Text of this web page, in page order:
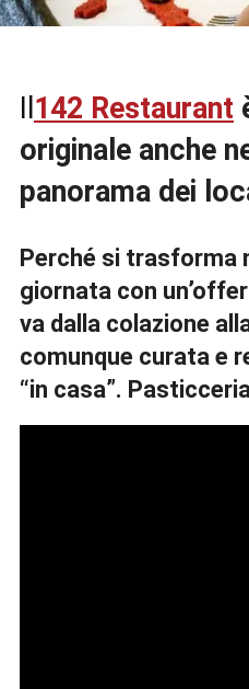
Il 142 Restaurant
originale anche
panorama dei
Perché si trasforma
giornata con
va dalla colazione
comunque curata e
“in casa”.